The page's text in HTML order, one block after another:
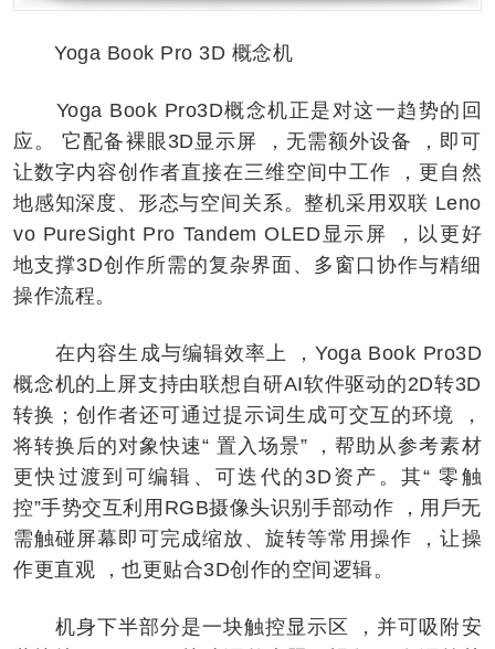
Yoga Book Pro 3D 概念机
Yoga Book Pro3D概念机正是对这一趋势的回
应。 它配备裸眼3D显示屏 ，无需额外设备 ，即可
让数字内容创作者直接在三维空间中工作 ，更自然
地感知深度、形态与空间关系。整机采用双联 Leno
vo PureSight Pro Tandem OLED显示屏 ，以更好
地支撑3D创作所需的复杂界面、多窗口协作与精细
操作流程。
在内容生成与编辑效率上 ，Yoga Book Pro3D
概念机的上屏支持由联想自研AI软件驱动的2D转3D
转换；创作者还可通过提⽰词生成可交互的环境 ，
将转换后的对象快速“ 置入场景” ，帮助从参考素材
更快过渡到可编辑、可迭代的3D资产。其“ 零触
控”手势交互利用RGB摄像头识别手部动作 ，用戶无
需触碰屏幕即可完成缩放、旋转等常用操作 ，让操
作更直观 ，也更贴合3D创作的空间逻辑。
机身下半部分是一块触控显⽰区 ，并可吸附安